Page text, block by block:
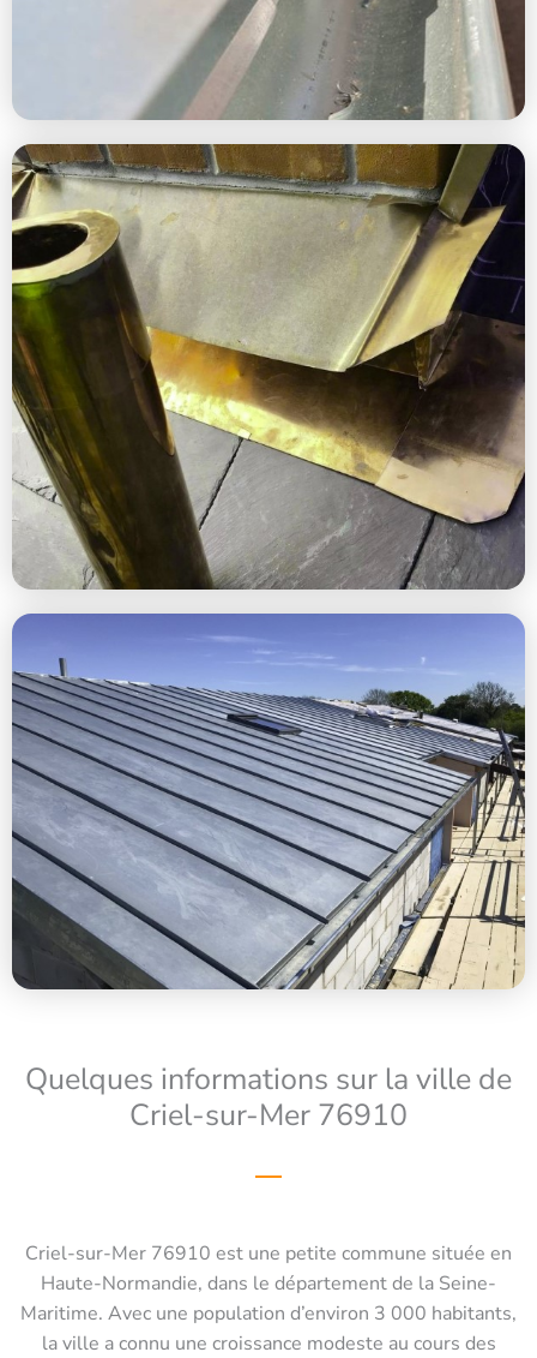
Quelques informations sur la ville de
Criel-sur-Mer 76910
Criel-sur-Mer 76910 est une petite commune située en
Haute-Normandie, dans le département de la Seine-
Maritime. Avec une population d’environ 3 000 habitants,
la ville a connu une croissance modeste au cours des